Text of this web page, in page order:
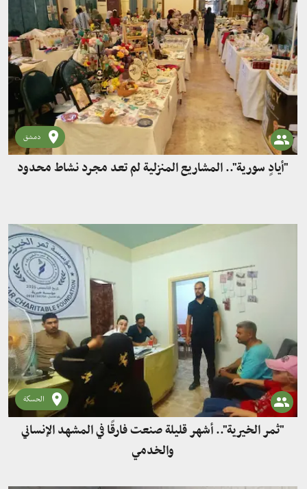
دمشق
"أيادٍ سورية".. المشاريع المنزلية لم تعد مجرد نشاط محدود
الحسكة
"ثمر الخيرية".. أشهر قليلة صنعت فارقًا في المشهد الإنساني
والخدمي